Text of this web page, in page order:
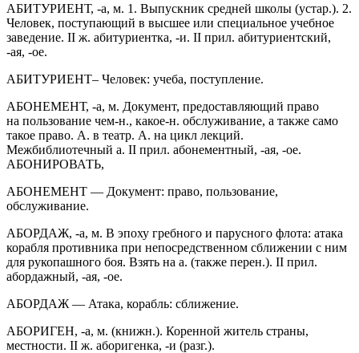
АБИТУРИЕНТ, -а, м. 1. Выпускник средней школы (устар.). 2.
Человек, поступающий в высшее или специальное учебное
заведение. II ж. абитуриентка, -и. II прил. абитуриентский,
-ая, -ое.
АБИТУРИЕНТ– Человек: учеба, поступление.
АБОНЕМЕНТ, -а, м. Документ, предоставляющий право
на пользование чем-н., какое-н. обслуживание, а также само
такое право. А. в театр. А. на цикл лекций.
Межбиблиотечный а. II прил. абонементный, -ая, -ое.
АБОНИРОВАТЬ,
АБОНЕМЕНТ — Документ: право, пользование,
обслуживание.
АБОРДАЖ, -а, м. В эпоху гребного и парусного флота: атака
корабля противника при непосредственном сближении с ним
для рукопашного боя. Взять на а. (также перен.). II прил.
абордажный, -ая, -ое.
АБОРДАЖ — Атака, корабль: сближение.
АБОРИГЕН, -а, м. (книжн.). Коренной житель страны,
местности. II ж. аборигенка, -и (разг.).